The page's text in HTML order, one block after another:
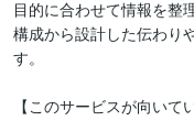
目的に合わせて情報を整理
構成から設計した伝わり
す。
【このサービスが向いて